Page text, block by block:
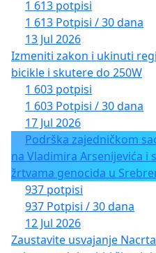
1 613 potpisi
1 613 Potpisi / 30 dana
13 Jul 2026
Izmeniti zakon i ukinuti
bicikle i skutere do 250W
1 603 potpisi
1 603 Potpisi / 30 dana
17 Jul 2026
Podrška zajedničkom
na Vladimira Arsenijevića i
žrtvama genocida u
937 potpisi
937 Potpisi / 30 dana
12 Jul 2026
Zaustavite usvajanje